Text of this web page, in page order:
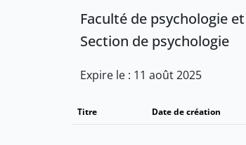
Faculté de psychologie
Section de psychologie
Expire le : 11 août 2025
Titre Date de création